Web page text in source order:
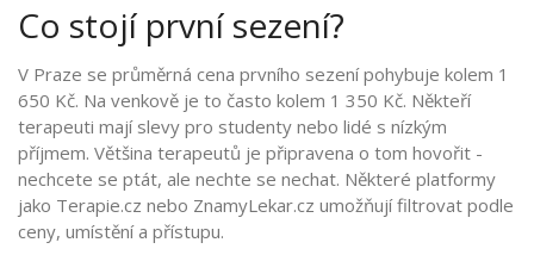
Co stojí první sezení?
V Praze se průměrná cena prvního sezení pohybuje kolem 1
650 Kč. Na venkově je to často kolem 1 350 Kč. Někteří
terapeuti mají slevy pro studenty nebo lidé s nízkým
příjmem. Většina terapeutů je připravena o tom hovořit -
nechcete se ptát, ale nechte se nechat. Některé platformy
jako Terapie.cz nebo ZnamyLekar.cz umožňují filtrovat podle
ceny, umístění a přístupu.